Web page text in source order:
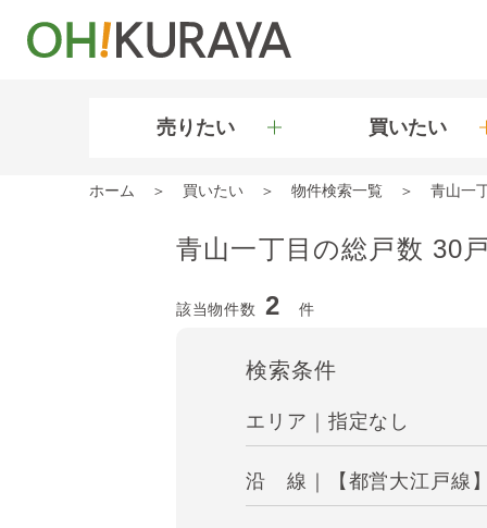
売りたい 買いたい
ホーム 買いたい 物件検索一覧 青山一
青山一丁目の総戸数 30
該当物件数 2 件
検索条件
エリア｜指定なし
沿 線｜【都営大江戸線